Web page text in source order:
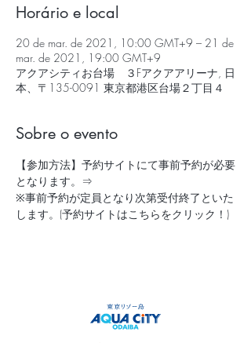
Horário e local
20 de mar. de 2021, 10:00 GMT+9 – 21 de
mar. de 2021, 19:00 GMT+9
アクアシティお台場 ３Fアクアアリーナ, 日
本、〒135-0091 東京都港区台場２丁目４
Sobre o evento
【参加方法】予約サイトにて事前予約が必要
となります。⇒
※事前予約が定員となり次第受付終了といた
します。 (予約サイトはこちらをクリック！)